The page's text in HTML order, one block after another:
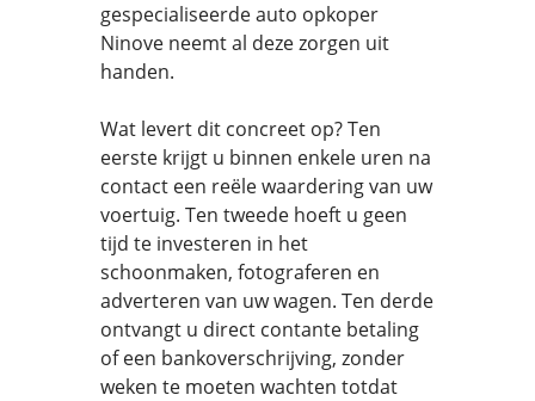
gespecialiseerde auto opkoper
Ninove neemt al deze zorgen uit
handen.
Wat levert dit concreet op? Ten
eerste krijgt u binnen enkele uren na
contact een reële waardering van uw
voertuig. Ten tweede hoeft u geen
tijd te investeren in het
schoonmaken, fotograferen en
adverteren van uw wagen. Ten derde
ontvangt u direct contante betaling
of een bankoverschrijving, zonder
weken te moeten wachten totdat